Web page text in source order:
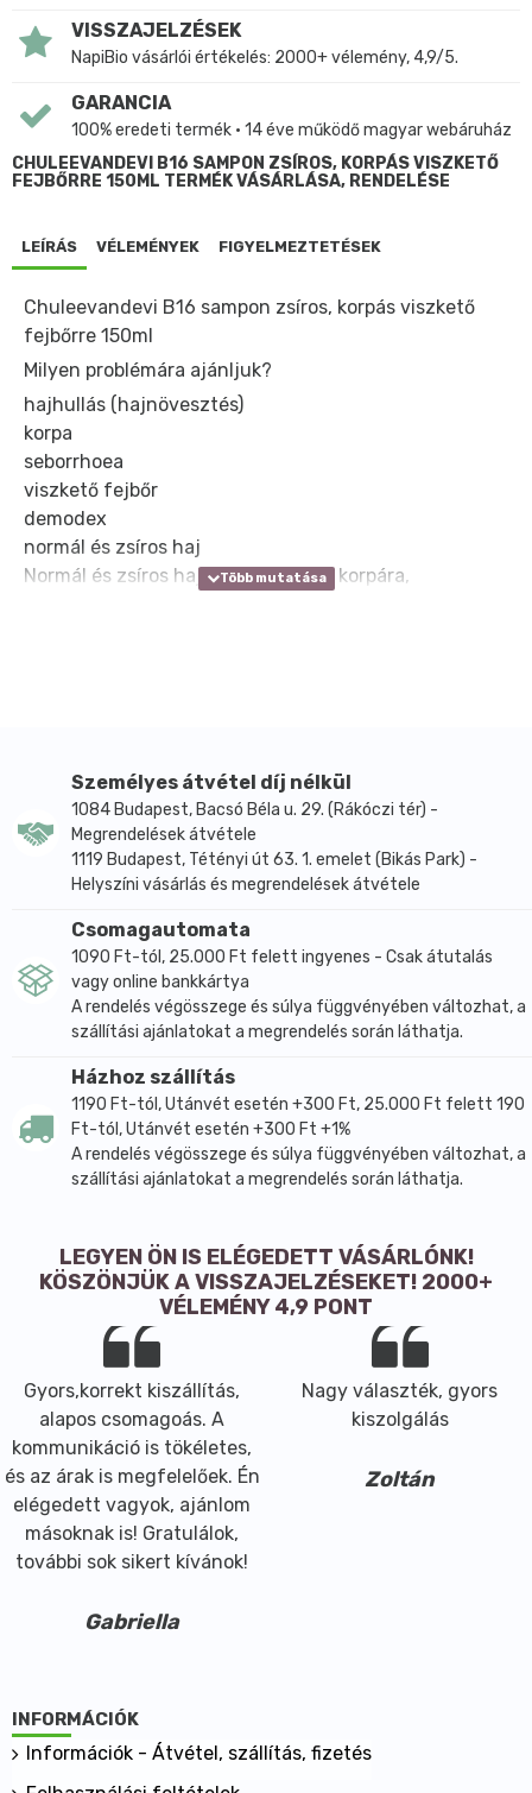
VISSZAJELZÉSEK
NapiBio vásárlói értékelés: 2000+ vélemény, 4,9/5.
GARANCIA
100% eredeti termék • 14 éve működő magyar webáruház
CHULEEVANDEVI B16 SAMPON ZSÍROS, KORPÁS VISZKETŐ
FEJBŐRRE 150ML TERMÉK VÁSÁRLÁSA, RENDELÉSE
LEÍRÁS VÉLEMÉNYEK FIGYELMEZTETÉSEK
Chuleevandevi B16 sampon zsíros, korpás viszkető
fejbőrre 150ml
Milyen problémára ajánljuk?
hajhullás (hajnövesztés)
korpa
seborrhoea
viszkető fejbőr
demodex
normál és zsíros haj
Normál és zsíros hajra, hajhullásra, korpára,
beleértve a demodex petéit is. [A demodex irritálja a
hámsejteket, ami sejtburjánzást (korpát) és
viszketést okoz].
Demodex elleni kezeléshez szükséges a
Chuleevandevi hajtonik használata is!
A sompoi-t (Acacia concinna) tartalmazó növényi
sampon hatékonyságának vizsgálata a thaiföldi
dermatológiai intézet bőrgyógyászai által:
A 74 paciens részvételével végzett vizsgálat során a
2. és a 4. héten a Chuleevandevi Sompoi samponokat
használóknál csökkent az bőr pirossága és a tünetek
kiterjedése, mindez káros mellékhatások nélkül.
Következtetés: a Chuleevandevi Sompoi samponok
biztonságosan alkalmazhatók korpás és seborrhoeás
problémák kezelésére.
hajhullást, pattanásokat, gyulladást.
Kiegyensúlyozza a fejbőr faggyútermelését.
Erősíti a hajgyökeret.
Táplálja a hajat.
Elősegíti a hajnövekedést.
Megtisztítja a fejbőrt az elhalt hámsejtektől,
beleértve a demodex petéit is. [A demodex irritálja a
hámsejteket, ami sejtburjánzást (korpát) és
viszketést okoz].
Chuleevandevi samponok normál és zsíros fejbőrre
(opciók):
B16: enyhe változat
A5: prémium változat(magasabb hatóanyag-tartalom)
használható
Felhasználási javaslat
Alaposan rázza fel, tegyen kis mennyiségű sampont a
Személyes átvétel díj nélkül
1084 Budapest, Bacsó Béla u. 29. (Rákóczi tér) -
Megrendelések átvétele
1119 Budapest, Tétényi út 63. 1. emelet (Bikás Park) -
Helyszíni vásárlás és megrendelések átvétele
Csomagautomata
1090 Ft-tól, 25.000 Ft felett ingyenes - Csak átutalás
vagy online bankkártya
A rendelés végösszege és súlya függvényében változhat, a
szállítási ajánlatokat a megrendelés során láthatja.
Házhoz szállítás
1190 Ft-tól, Utánvét esetén +300 Ft, 25.000 Ft felett 190
Ft-tól, Utánvét esetén +300 Ft +1%
A rendelés végösszege és súlya függvényében változhat, a
szállítási ajánlatokat a megrendelés során láthatja.
LEGYEN ÖN IS ELÉGEDETT VÁSÁRLÓNK!
KÖSZÖNJÜK A VISSZAJELZÉSEKET! 2000+
VÉLEMÉNY 4,9 PONT
Gyors,korrekt kiszállítás,
alapos csomagoás. A
kommunikáció is tökéletes,
és az árak is megfelelőek. Én
elégedett vagyok, ajánlom
másoknak is! Gratulálok,
további sok sikert kívánok!
Gabriella
Nagy választék, gyors
kiszolgálás
Zoltán
INFORMÁCIÓK
Információk - Átvétel, szállítás, fizetés